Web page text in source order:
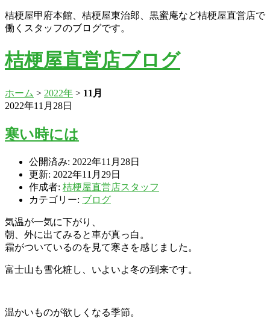
桔梗屋甲府本館、桔梗屋東治郎、黒蜜庵など桔梗屋直営店で
働くスタッフのブログです。
桔梗屋直営店ブログ
ホーム > 2022年 > 11月
2022年11月28日
寒い時には
公開済み: 2022年11月28日
更新: 2022年11月29日
作成者: 桔梗屋直営店スタッフ
カテゴリー: ブログ
気温が一気に下がり、
朝、外に出てみると車が真っ白。
霜がついているのを見て寒さを感じました。
富士山も雪化粧し、いよいよ冬の到来です。
温かいものが欲しくなる季節。